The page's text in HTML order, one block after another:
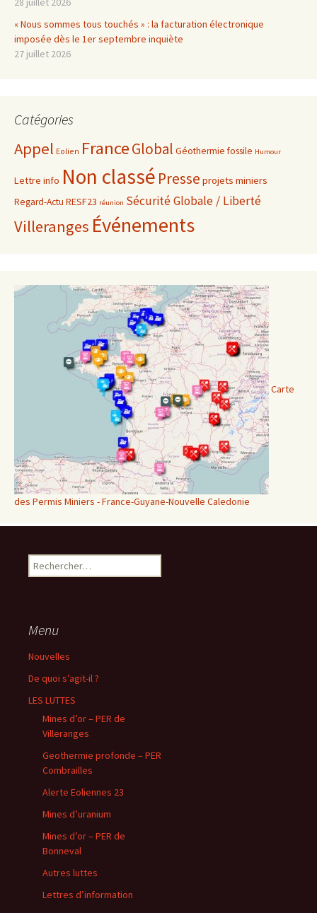
« Nous sommes tous touchés » : la facturation électronique
imposée dès le 1er septembre inquiète
27 juillet 2026
Catégories
Appel Eolien FranceGlobal Géothermie fossile Humour
Lettre info Non classé Presse projets miniers
Regard-Actu RESF23 réunion Sécurité Globale / Liberté
Villeranges Événements
Carte
des Permis Miniers - France-Guyane-Nouvelle Caledonie
Rechercher :
Menu
Nouvelles
De quoi s’agit-il ?
LES LUTTES
Mines d’or – PER de
Villeranges
Geothermie profonde – PER
Combrailles
Alerte Eoliennes 23
Mines d’uranium
Mines d’or – PER de
Bonneval
Autres luttes
Lettres d’information